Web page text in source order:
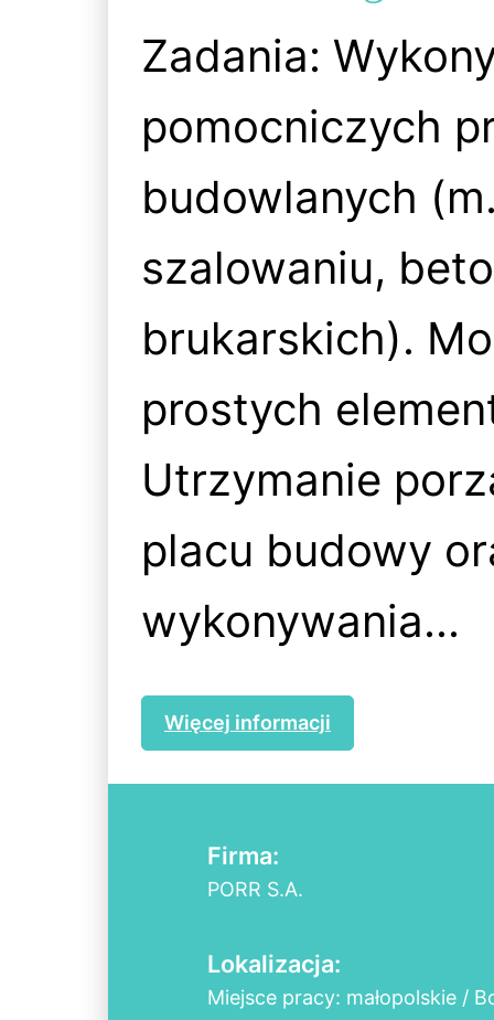
Zadania:
pomocniczych
budowlanych
szalowaniu,
brukarskich).
prostych
Utrzymanie
placu budowy
wykonywania...
Więcej informacji
Firma:
PORR S.A.
Lokalizacja:
Miejsce pracy: małopolskie /